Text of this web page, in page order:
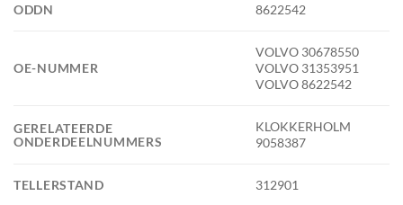
ODDN 8622542
OE-NUMMER
VOLVO 30678550
VOLVO 31353951
VOLVO 8622542
GERELATEERDE
ONDERDEELNUMMERS
KLOKKERHOLM
9058387
TELLERSTAND 312901